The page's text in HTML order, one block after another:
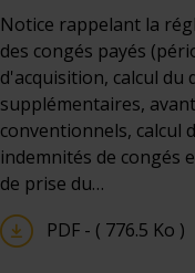
Notice rappelant la
des congés payés
d'acquisition, calcul du
supplémentaires,
conventionnels, calcul
indemnités de congés
de prise du…
PDF - ( 776.5 Ko )